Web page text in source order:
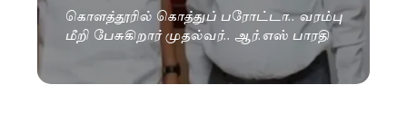
கொளத்தூரில் கொத்துப் பரோட்டா.. வரம்பு
மீறி பேசுகிறார் முதல்வர்.. ஆர்.எஸ் பாரதி